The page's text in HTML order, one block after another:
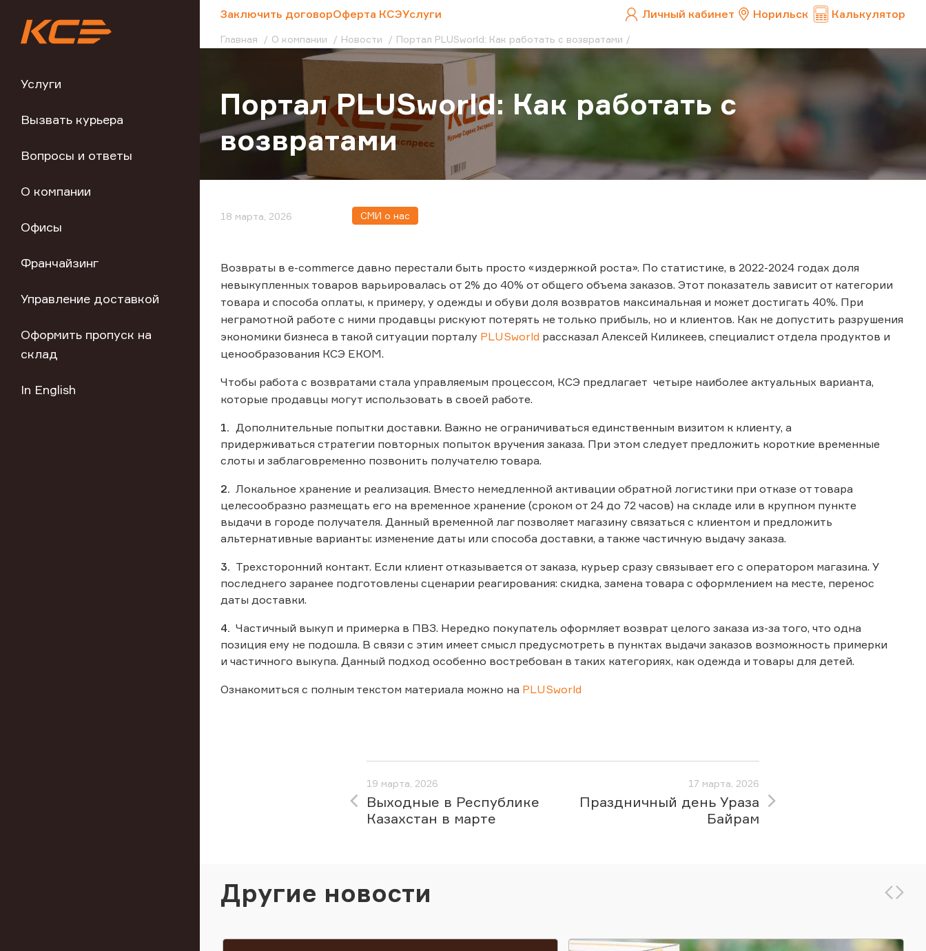
Услуги
Вызвать курьера
Вопросы и ответы
О компании
Офисы
Франчайзинг
Управление доставкой
Оформить пропуск на
склад
In English
Заключить договорОферта КСЭУслуги Личный кабинет Норильск Калькулятор
Главная О компании Новости Портал PLUSworld: Как работать с возвратами
Портал PLUSworld: Как работать с
возвратами
18 марта, 2026 СМИ о нас
Возвраты в e-commerce давно перестали быть просто «издержкой роста». По статистике, в 2022-2024 годах доля
невыкупленных товаров варьировалась от 2% до 40% от общего объема заказов. Этот показатель зависит от категории
товара и способа оплаты, к примеру, у одежды и обуви доля возвратов максимальная и может достигать 40%. При
неграмотной работе с ними продавцы рискуют потерять не только прибыль, но и клиентов. Как не допустить разрушения
экономики бизнеса в такой ситуации порталу PLUSworld рассказал Алексей Киликеев, специалист отдела продуктов и
ценообразования КСЭ ЕКОМ.
Чтобы работа с возвратами стала управляемым процессом, КСЭ предлагает четыре наиболее актуальных варианта,
которые продавцы могут использовать в своей работе.
Дополнительные попытки доставки. Важно не ограничиваться единственным визитом к клиенту, а
придерживаться стратегии повторных попыток вручения заказа. При этом следует предложить короткие временные
слоты и заблаговременно позвонить получателю товара.
Локальное хранение и реализация. Вместо немедленной активации обратной логистики при отказе от товара
целесообразно размещать его на временное хранение (сроком от 24 до 72 часов) на складе или в крупном пункте
выдачи в городе получателя. Данный временной лаг позволяет магазину связаться с клиентом и предложить
альтернативные варианты: изменение даты или способа доставки, а также частичную выдачу заказа.
Трехсторонний контакт. Если клиент отказывается от заказа, курьер сразу связывает его с оператором магазина. У
последнего заранее подготовлены сценарии реагирования: скидка, замена товара с оформлением на месте, перенос
даты доставки.
Частичный выкуп и примерка в ПВЗ. Нередко покупатель оформляет возврат целого заказа из-за того, что одна
позиция ему не подошла. В связи с этим имеет смысл предусмотреть в пунктах выдачи заказов возможность примерки
и частичного выкупа. Данный подход особенно востребован в таких категориях, как одежда и товары для детей.
Ознакомиться с полным текстом материала можно на PLUSworld
19 марта, 2026
Выходные в Республике
Казахстан в марте
17 марта, 2026
Праздничный день Ураза
Байрам
Другие новости